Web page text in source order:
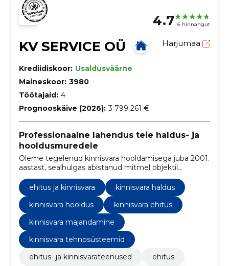
4.7 6 hinnangut
KV SERVICE OÜ Harjumaa
Krediidiskoor: Usaldusväärne
Maineskoor: 3980
Töötajaid: 4
Prognooskäive (2026): 3 799 261 €
Professionaalne lahendus teie haldus- ja
hooldusmuredele
Oleme tegelenud kinnisvara hooldamisega juba 2001.
aastast, sealhulgas abistanud mitmel objektil
ning aidanud leida finantslahendusi tekkinud
probleemidele. Loogilise jätkuna asutati 2006. aastal
KV Service OÜ.
ehitus ja kinnisvara
kinnisvara haldus
kinnisvara hooldus
kinnisvara ehitus
kinnisvara majandamine
kinnisvara tehnosüsteemid
ehitus- ja kinnisvarateenused
ehitus